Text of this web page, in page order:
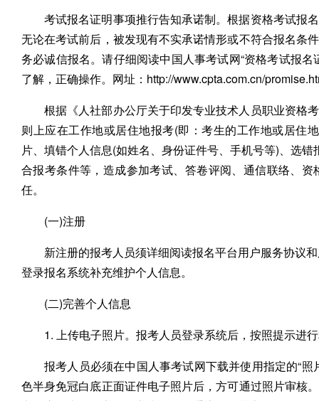
考试报名证明事项推行告知承诺制。根据资格考试报
无论在考试前后，被发现有不实承诺情形或不符合报名条
务必诚信报名。请仔细阅读中国人事考试网“资格考试报
了解，正确操作。网址：http://www.cpta.com.cn/
根据《人社部办公厅关于印发专业技术人员职业资格
则上应在工作地或居住地报考(即：考生的工作地或居住
片、填错个人信息(如姓名、身份证件号、手机号等)、选
合报考条件等，造成参加考试、答卷评阅、通信联络、
任。
(一)注册
新注册的报考人员须详细阅读报名平台用户服务协议
登录报名系统补充维护个人信息。
(二)完善个人信息
1. 上传电子照片。报考人员登录系统后，按照提示进
报考人员必须在中国人事考试网下载并使用指定的“
色半身免冠白底正面证件电子照片后，方可通过照片审核